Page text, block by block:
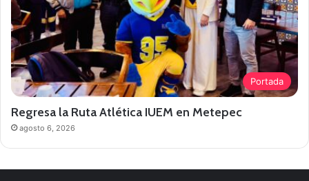
Portada
Regresa la Ruta Atlética IUEM en Metepec
agosto 6, 2026